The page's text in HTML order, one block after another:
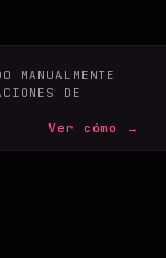
DE
Ver cómo →